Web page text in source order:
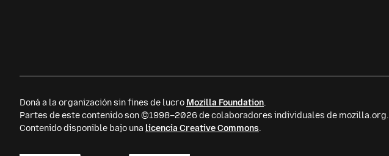
Doná a la organización sin fines de lucro Mozilla Foundation.
Partes de este contenido son ©1998–2026 de colaboradores individuales de mozilla.org.
Contenido disponible bajo una licencia Creative Commons.